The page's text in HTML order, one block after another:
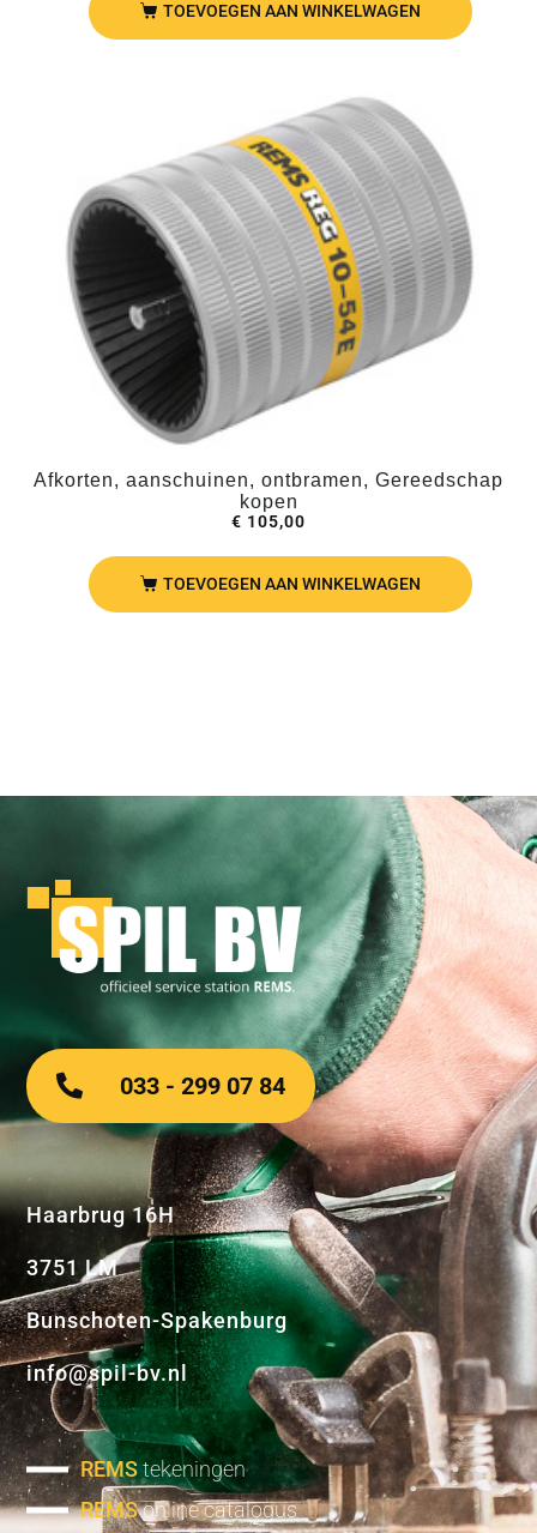
TOEVOEGEN AAN WINKELWAGEN
Afkorten, aanschuinen, ontbramen, Gereedschap
kopen
€ 105,00
TOEVOEGEN AAN WINKELWAGEN
Haarbrug 16H
3751 LM
Bunschoten-Spakenburg
info@spil-bv.nl
REMStekeningen
REMSonline catalogus
033 - 299 07 84